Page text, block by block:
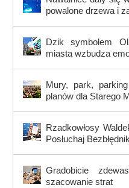
powalone drzewa i
Dzik symbolem
miasta wzbudza
Mury, park,
planów dla Starego
Rzadkowłosy
Posłuchaj
Gradobicie
szacowanie strat